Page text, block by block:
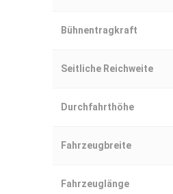
Bühnentragkraft
Seitliche Reichweite
Durchfahrthöhe
Fahrzeugbreite
Fahrzeuglänge